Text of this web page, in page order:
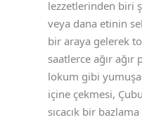
lezzetlerinden biri
veya dana etinin
bir araya gelerek
saatlerce ağır ağır
lokum gibi
içine çekmesi,
sıcacık bir